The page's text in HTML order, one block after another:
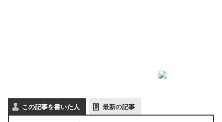
この記事を書いた人 最新の記事